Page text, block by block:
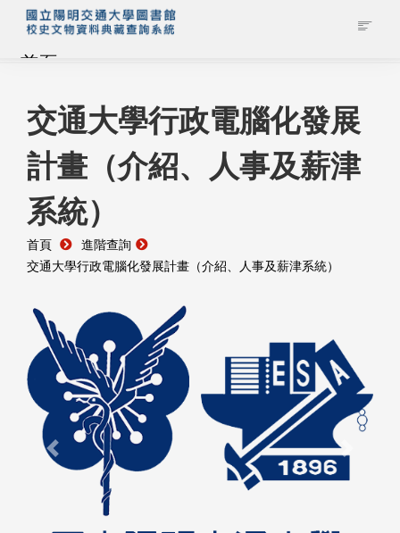
首頁
藏品查詢
校史館簡介
藏品清單全覽
資料調閱申請
管理者登入
交通大學行政電腦化發展
計畫（介紹、人事及薪津
系統）
首頁
進階查詢
交通大學行政電腦化發展計畫（介紹、人事及薪津系統）
Previous Next